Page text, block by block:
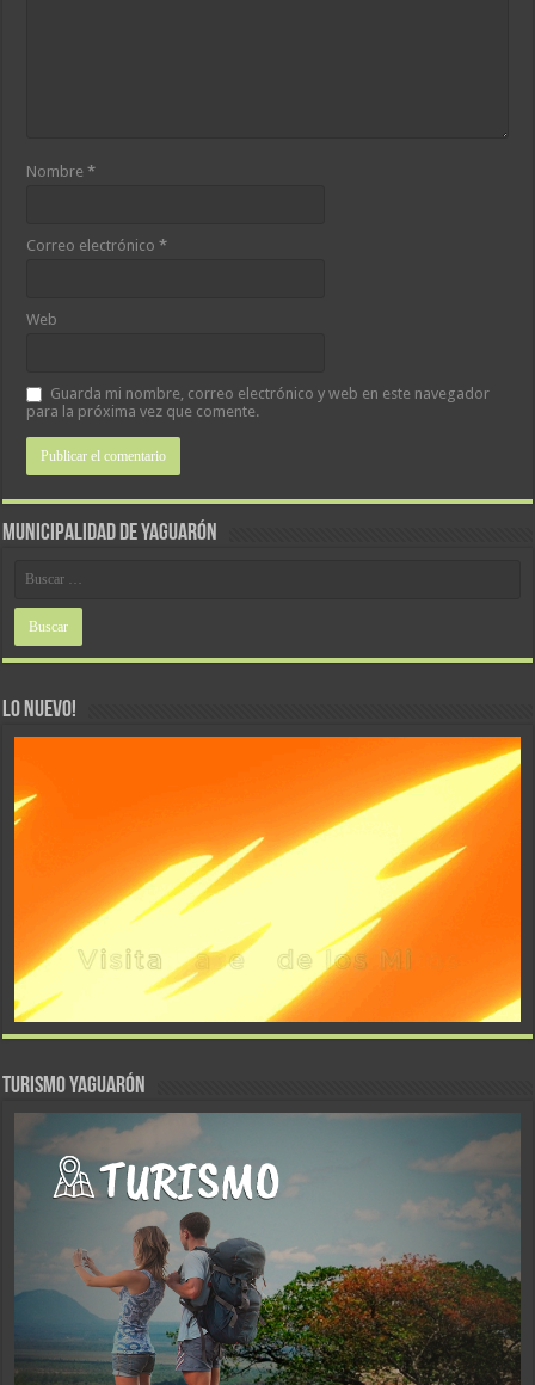
Nombre*
Correo electrónico*
Web
Guarda mi nombre, correo electrónico y web en este navegador
para la próxima vez que comente.
MUNICIPALIDAD DE YAGUARÓN
LO NUEVO!
TURISMO YAGUARÓN